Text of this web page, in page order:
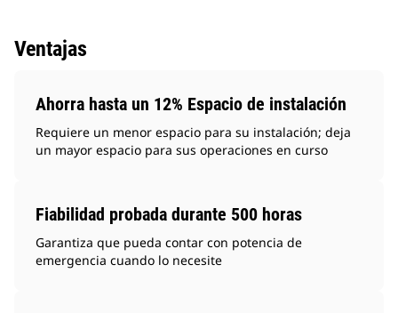
Ventajas
Ahorra hasta un 12% Espacio de instalación
Requiere un menor espacio para su instalación; deja
un mayor espacio para sus operaciones en curso
Fiabilidad probada durante 500 horas
Garantiza que pueda contar con potencia de
emergencia cuando lo necesite